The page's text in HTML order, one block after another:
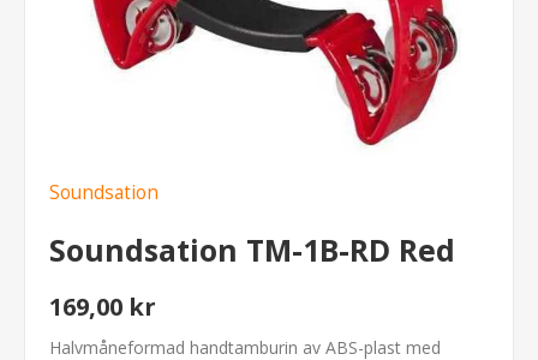
Soundsation
Soundsation TM-1B-RD Red
169,00 kr
Halvmåneformad handtamburin av ABS-plast med